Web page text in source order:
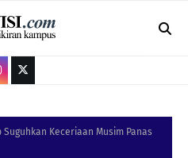
Suguhkan Keceriaan Musim Panas